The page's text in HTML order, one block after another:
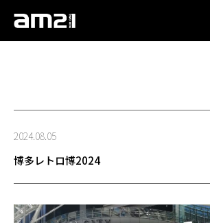
2024.08.05
博多レトロ博2024